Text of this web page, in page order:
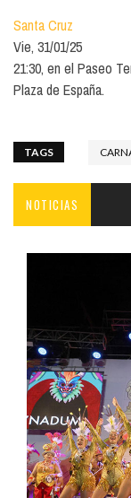
Santa Cruz
Vie, 31/01/25
21:30, en el Paseo
Plaza de España.
TAGS
NOTICIAS